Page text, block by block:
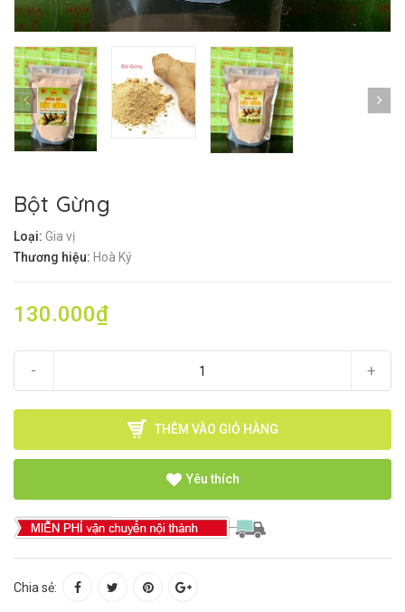
Bột Gừng
Loại: Gia vị
Thương hiệu: Hoà Ký
130.000₫
- +
THÊM VÀO GIỎ HÀNG
Yêu thích
Chia sẻ: